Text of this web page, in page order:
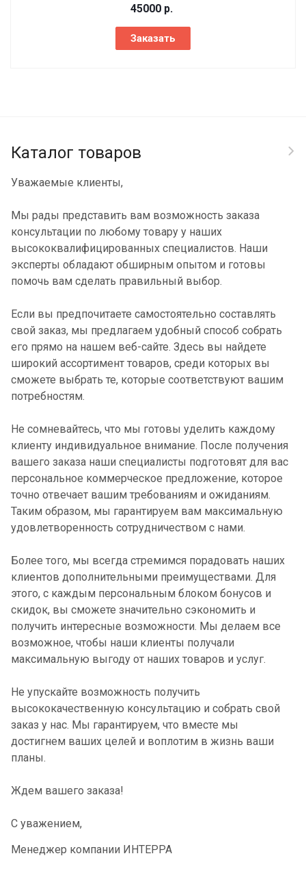
45000 р.
Заказать
Каталог товаров
Уважаемые клиенты,
Мы рады представить вам возможность заказа
консультации по любому товару у наших
высококвалифицированных специалистов. Наши
эксперты обладают обширным опытом и готовы
помочь вам сделать правильный выбор.
Если вы предпочитаете самостоятельно составлять
свой заказ, мы предлагаем удобный способ собрать
его прямо на нашем веб-сайте. Здесь вы найдете
широкий ассортимент товаров, среди которых вы
сможете выбрать те, которые соответствуют вашим
потребностям.
Не сомневайтесь, что мы готовы уделить каждому
клиенту индивидуальное внимание. После получения
вашего заказа наши специалисты подготовят для вас
персональное коммерческое предложение, которое
точно отвечает вашим требованиям и ожиданиям.
Таким образом, мы гарантируем вам максимальную
удовлетворенность сотрудничеством с нами.
Более того, мы всегда стремимся порадовать наших
клиентов дополнительными преимуществами. Для
этого, с каждым персональным блоком бонусов и
скидок, вы сможете значительно сэкономить и
получить интересные возможности. Мы делаем все
возможное, чтобы наши клиенты получали
максимальную выгоду от наших товаров и услуг.
Не упускайте возможность получить
высококачественную консультацию и собрать свой
заказ у нас. Мы гарантируем, что вместе мы
достигнем ваших целей и воплотим в жизнь ваши
планы.
Ждем вашего заказа!
С уважением,
Менеджер компании ИНТЕРРА